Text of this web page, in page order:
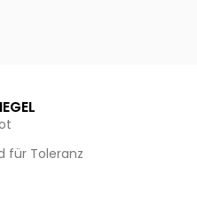
für Toleranz